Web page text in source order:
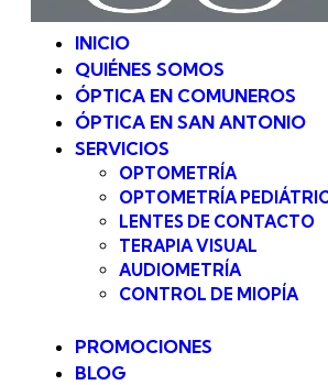
INICIO
QUIÉNES SOMOS
ÓPTICA EN COMUNEROS
ÓPTICA EN SAN ANTONIO
SERVICIOS
OPTOMETRÍA
OPTOMETRÍA
LENTES DE CONTACTO
TERAPIA VISUAL
AUDIOMETRÍA
CONTROL DE MIOPÍA
PROMOCIONES
BLOG